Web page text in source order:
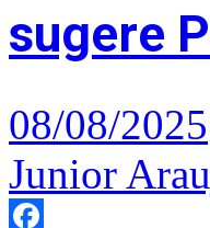
sugere
08/08/2025
Junior